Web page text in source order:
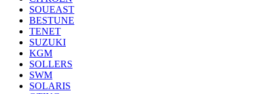
SOUEAST
BESTUNE
TENET
SUZUKI
KGM
SOLLERS
SWM
SOLARIS